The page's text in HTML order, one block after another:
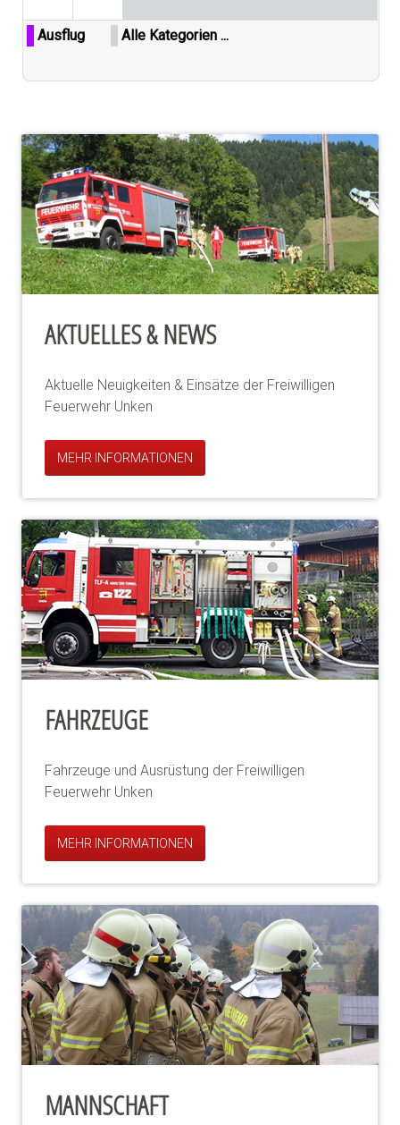
Ausflug Alle Kategorien ...
AKTUELLES & NEWS
Aktuelle Neuigkeiten & Einsätze der Freiwilligen
Feuerwehr Unken
MEHR INFORMATIONEN
FAHRZEUGE
Fahrzeuge und Ausrüstung der Freiwilligen
Feuerwehr Unken
MEHR INFORMATIONEN
MANNSCHAFT